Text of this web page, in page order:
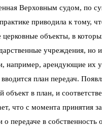
Верховным судом, по
приводила к тому,
церковные объекты, в
учреждения, но
например, арендующие их у
план передач.
объект в план, и
что с момента принятия
о передаче в собственность